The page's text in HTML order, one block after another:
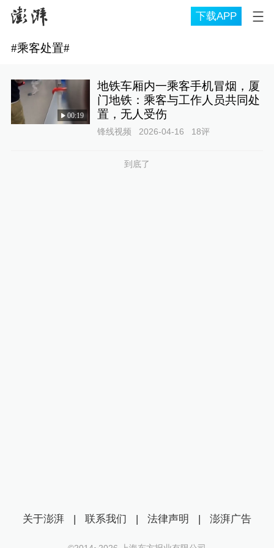
下载APP
#乘客处置#
00:19
地铁车厢内一乘客手机冒烟，厦
门地铁：乘客与工作人员共同处
置，无人受伤
锋线视频 2026-04-16 18评
到底了
关于澎湃 | 联系我们 | 法律声明 | 澎湃广告